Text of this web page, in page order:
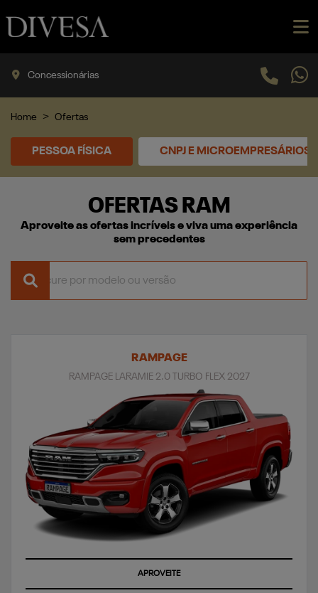
Concessionárias
Home Ofertas
PESSOA FÍSICA CNPJ E MICROEMPRESÁRIOS
OFERTAS RAM
Aproveite as ofertas incríveis e viva uma experiência
sem precedentes
RAMPAGE
RAMPAGE LARAMIE 2.0 TURBO FLEX 2027
APROVEITE